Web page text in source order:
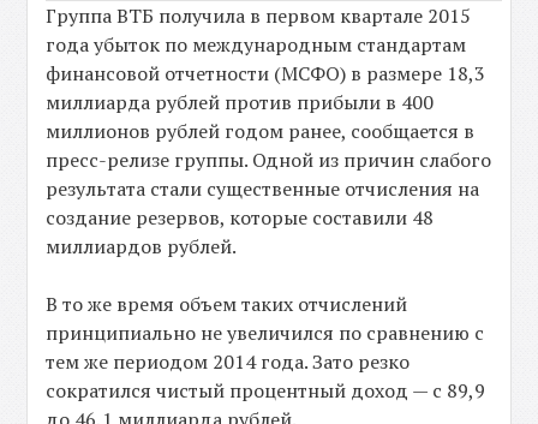
Группа ВТБ получила в первом квартале 2015
года убыток по международным стандартам
финансовой отчетности (МСФО) в размере 18,3
миллиарда рублей против прибыли в 400
миллионов рублей годом ранее, сообщается в
пресс-релизе группы. Одной из причин слабого
результата стали существенные отчисления на
создание резервов, которые составили 48
миллиардов рублей.
В то же время объем таких отчислений
принципиально не увеличился по сравнению с
тем же периодом 2014 года. Зато резко
сократился чистый процентный доход — с 89,9